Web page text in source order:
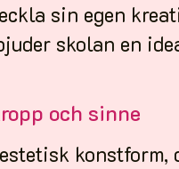
sin egen
skolan en
och sinne
konstform,